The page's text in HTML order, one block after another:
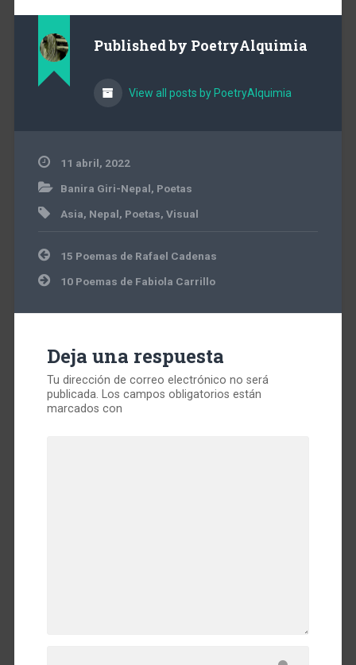
Published by PoetryAlquimia
View all posts by PoetryAlquimia
11 abril, 2022
Banira Giri-Nepal, Poetas
Asia, Nepal, Poetas, Visual
Navegación
entradas
15 Poemas de Rafael Cadenas
10 Poemas de Fabiola Carrillo
Deja una respuesta
Tu dirección de correo electrónico no será
publicada. Los campos obligatorios están
marcados con